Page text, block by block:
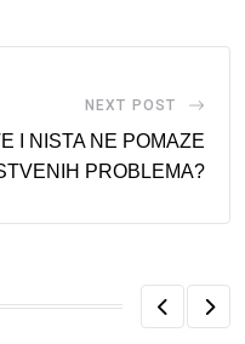
NEXT POST
I NISTA NE POMAZE
PROBLEMA?